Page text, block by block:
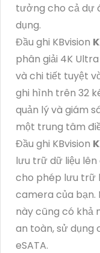
tưởng cho cả dự
dụng.
Đầu ghi KBvision
phân giải 4K
và chi tiết tuyệt
ghi hình trên 32
quản lý và giám
một trung tâm
Đầu ghi KBvision
lưu trữ dữ liệu lên
cho phép lưu trữ
camera của bạn.
này cũng có khả
an toàn, sử dụng
eSATA.